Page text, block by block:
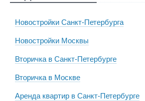
Новостройки Санкт-Петербурга
Новостройки Москвы
Вторичка в Санкт-Петербурге
Вторичка в Москве
Аренда квартир в Санкт-Петербурге